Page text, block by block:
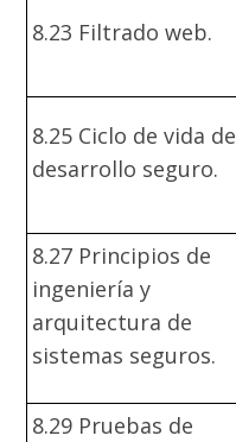
8.23 Filtrado web.
8.25 Ciclo de vida de
desarrollo seguro.
8.27 Principios de
ingeniería y
arquitectura de
sistemas seguros.
8.29 Pruebas de